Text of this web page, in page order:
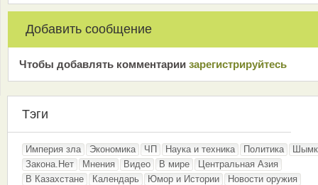
Добавить сообщение
Чтобы добавлять комментарии зарeгиcтрирyйтeсь
Тэги
Империя зла Экономика ЧП Наука и техника Политика
Закона.Нет
Мнения Видео В мире
Центральная Азия
В Казахстане
Календарь Юмор и Истории
Новости оружия